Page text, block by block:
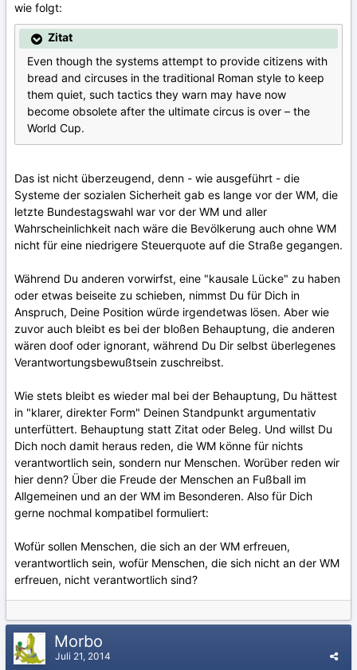
wie folgt:
Zitat
Even though the systems attempt to provide citizens with
bread and circuses in the traditional Roman style to keep
them quiet, such tactics they warn may have now
become obsolete after the ultimate circus is over – the
World Cup.
Das ist nicht überzeugend, denn - wie ausgeführt - die
Systeme der sozialen Sicherheit gab es lange vor der WM, die
letzte Bundestagswahl war vor der WM und aller
Wahrscheinlichkeit nach wäre die Bevölkerung auch ohne WM
nicht für eine niedrigere Steuerquote auf die Straße gegangen.
Während Du anderen vorwirfst, eine "kausale Lücke" zu haben
oder etwas beiseite zu schieben, nimmst Du für Dich in
Anspruch, Deine Position würde irgendetwas lösen. Aber wie
zuvor auch bleibt es bei der bloßen Behauptung, die anderen
wären doof oder ignorant, während Du Dir selbst überlegenes
Verantwortungsbewußtsein zuschreibst.
Wie stets bleibt es wieder mal bei der Behauptung, Du hättest
in "klarer, direkter Form" Deinen Standpunkt argumentativ
unterfüttert. Behauptung statt Zitat oder Beleg. Und willst Du
Dich noch damit heraus reden, die WM könne für nichts
verantwortlich sein, sondern nur Menschen. Worüber reden wir
hier denn? Über die Freude der Menschen an Fußball im
Allgemeinen und an der WM im Besonderen. Also für Dich
gerne nochmal kompatibel formuliert:
Wofür sollen Menschen, die sich an der WM erfreuen,
verantwortlich sein, wofür Menschen, die sich nicht an der WM
erfreuen, nicht verantwortlich sind?
Morbo
Juli 21, 2014